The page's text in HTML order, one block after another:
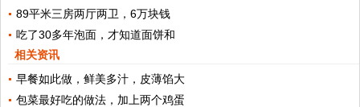
89平米三房两厅两卫，6万块钱
吃了30多年泡面，才知道面饼和
相关资讯
早餐如此做，鲜美多汁，皮薄馅大
包菜最好吃的做法，加上两个鸡蛋